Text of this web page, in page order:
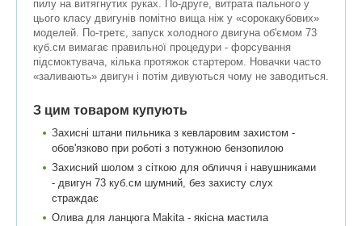
пилу на витягнутих руках. По-друге, витрата пального у
цього класу двигунів помітно вища ніж у «сорокакубових»
моделей. По-третє, запуск холодного двигуна об'ємом 73
куб.см вимагає правильної процедури - форсування
підсмоктувача, кілька протяжок стартером. Новачки часто
«заливають» двигун і потім дивуються чому не заводиться.
З цим товаром купують
Захисні штани пильника з кевларовим захистом -
обов'язково при роботі з потужною бензопилою
Захисний шолом з сіткою для обличчя і навушниками
- двигун 73 куб.см шумний, без захисту слух
страждає
Олива для ланцюга Makita - якісна мастила